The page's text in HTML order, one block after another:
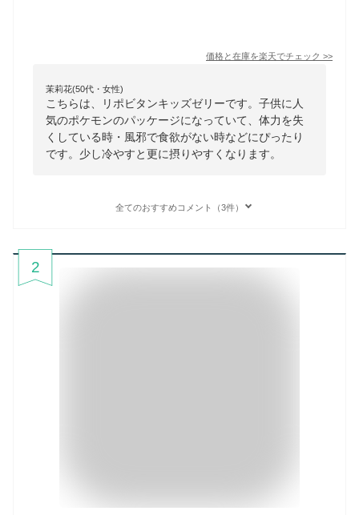
価格と在庫を楽天でチェック >>
茉莉花(50代・女性)
こちらは、リポビタンキッズゼリーです。子供に人
気のポケモンのパッケージになっていて、体力を失
くしている時・風邪で食欲がない時などにぴったり
です。少し冷やすと更に摂りやすくなります。
全てのおすすめコメント（3件）
2